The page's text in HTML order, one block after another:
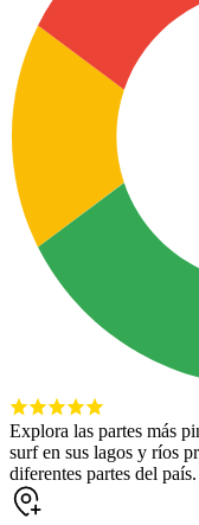
Explora las partes más
surf en sus lagos y ríos
diferentes partes del país.